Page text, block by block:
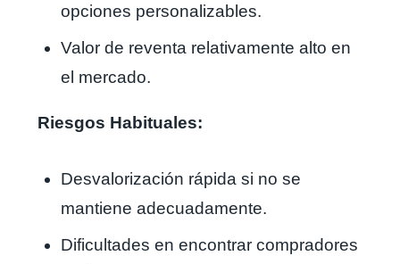
opciones personalizables.
Valor de reventa relativamente alto en
el mercado.
Riesgos Habituales:
Desvalorización rápida si no se
mantiene adecuadamente.
Dificultades en encontrar compradores